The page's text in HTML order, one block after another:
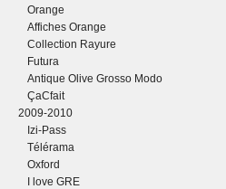
Orange
Affiches Orange
Collection Rayure
Futura
Antique Olive Grosso Modo
ÇaCfait
2009-2010
Izi-Pass
Télérama
Oxford
I love GRE